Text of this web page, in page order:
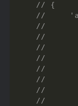
// {
//
//
//
//
//
//
//
//
//